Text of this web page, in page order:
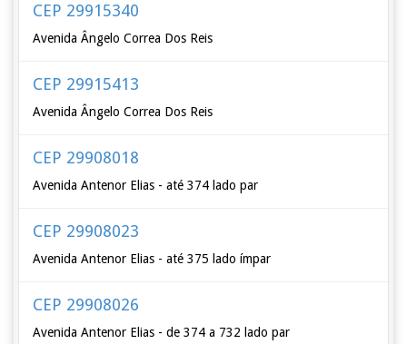
CEP 29915340
Avenida Ângelo Correa Dos Reis
CEP 29915413
Avenida Ângelo Correa Dos Reis
CEP 29908018
Avenida Antenor Elias - até 374 lado par
CEP 29908023
Avenida Antenor Elias - até 375 lado ímpar
CEP 29908026
Avenida Antenor Elias - de 374 a 732 lado par